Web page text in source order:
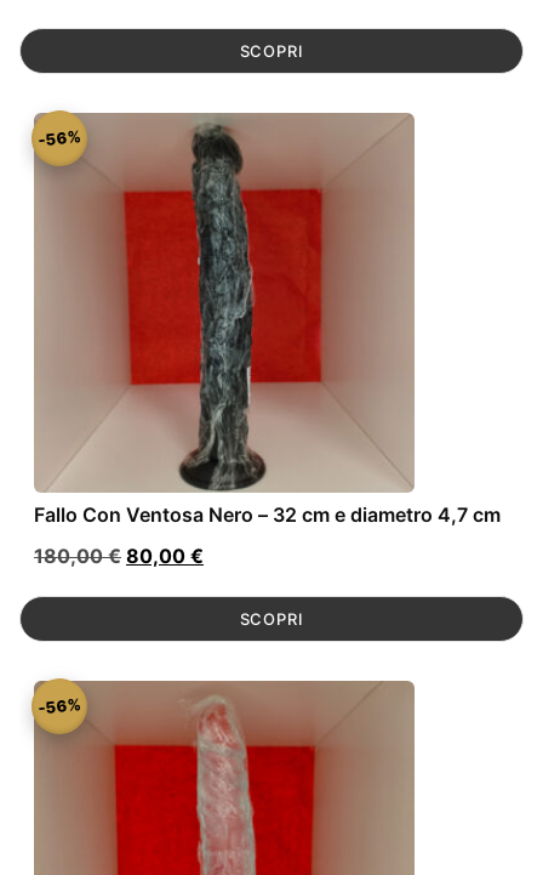
era:
80,00 €.
attuale
è:
40,00 €.
SCOPRI
-56%
Fallo Con Ventosa Nero – 32 cm e diametro 4,7 cm
180,00€ Il
era:
180,00 €.
80,00 €
attuale
è:
80,00 €.
SCOPRI
-56%